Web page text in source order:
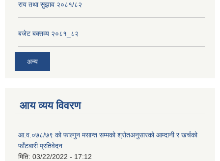
राय तथा सुझाव २०८१/८२
बजेट बक्तव्य २०८१_८२
अन्य
आय व्यय विवरण
आ.व.०७८/७९ को फाल्गुन मसान्त सम्मको श्रोतअनुसारको आम्दानी र खर्चको
फाँटबारी प्रतिवेदन
मिति: 03/22/2022 - 17:12